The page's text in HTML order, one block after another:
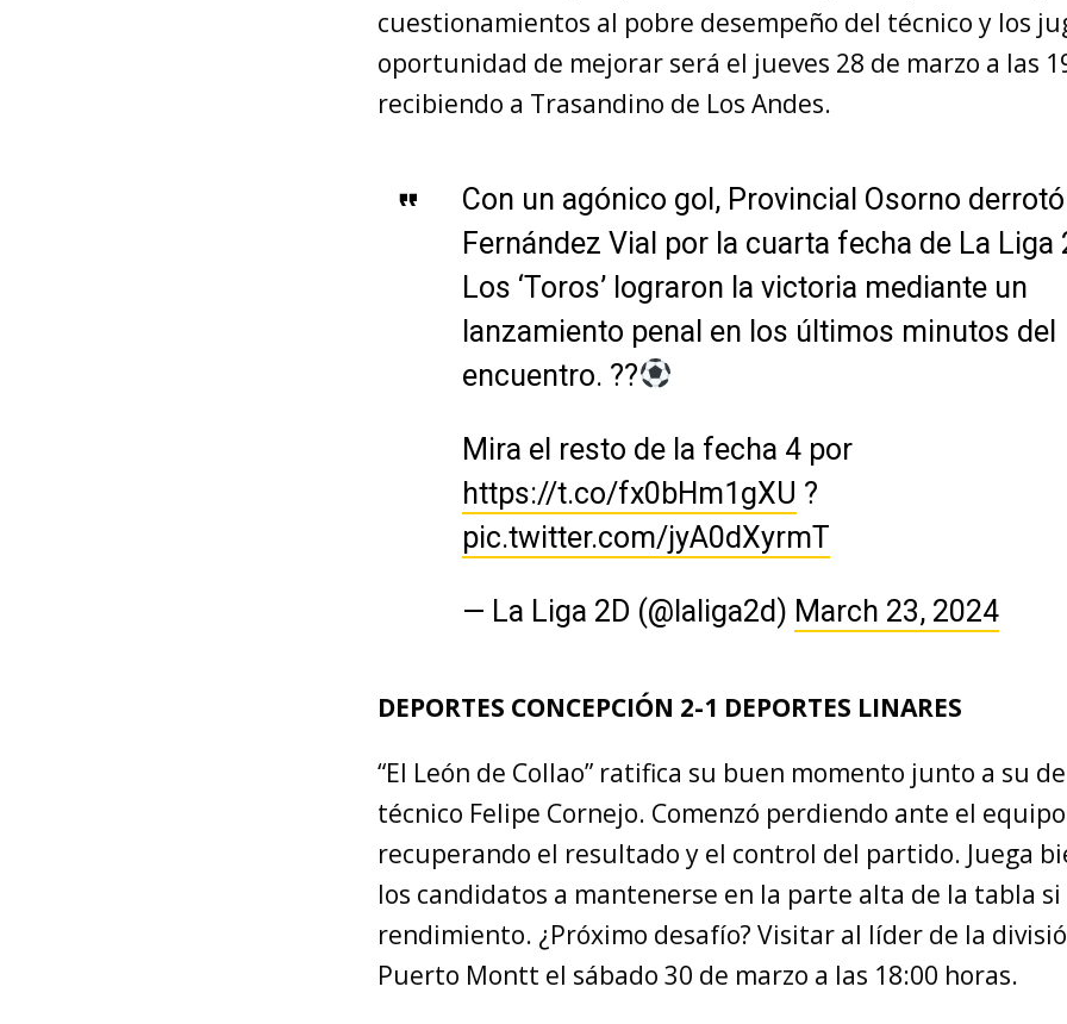
cuestionamientos al pobre desempeño del técnico y los
oportunidad de mejorar será el jueves 28 de marzo a las
recibiendo a Trasandino de Los Andes.
Con un agónico gol, Provincial Osorno
Fernández Vial por la cuarta fecha de La Liga
Los ‘Toros’ lograron la victoria mediante un
lanzamiento penal en los últimos minutos del
encuentro. ??
Mira el resto de la fecha 4 por
https://t.co/fx0bHm1gXU ?
pic.twitter.com/jyA0dXyrmT
— La Liga 2D (@laliga2d) March 23, 2024
DEPORTES CONCEPCIÓN 2-1 DEPORTES LINARES
“El León de Collao” ratifica su buen momento junto a su
técnico Felipe Cornejo. Comenzó perdiendo ante el
recuperando el resultado y el control del partido. Juega
los candidatos a mantenerse en la parte alta de la tabla si
rendimiento. ¿Próximo desafío? Visitar al líder de la
Puerto Montt el sábado 30 de marzo a las 18:00 horas.